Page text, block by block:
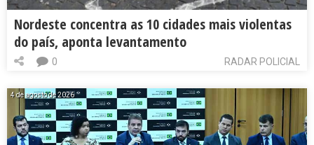
Nordeste concentra as 10 cidades mais violentas
do país, aponta levantamento
RADAR POLICIAL
0
4 de agosto de 2026